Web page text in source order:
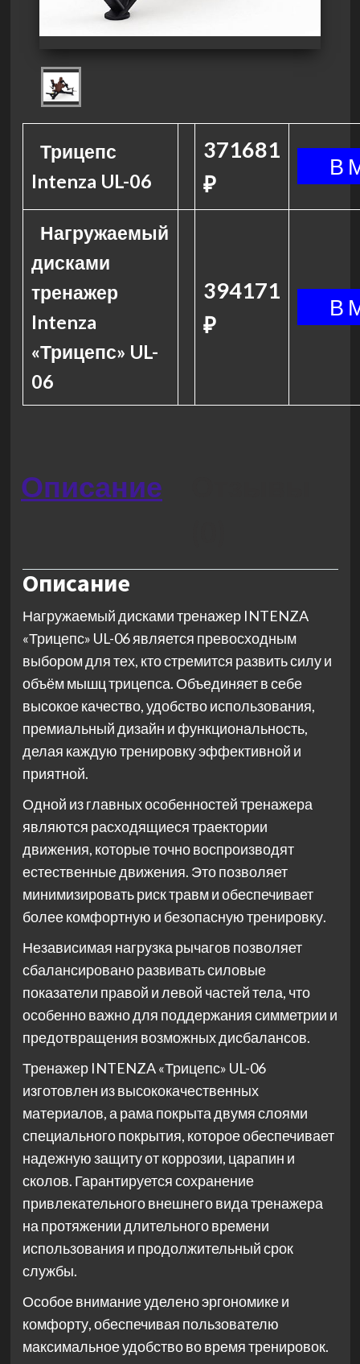
Трицепс
Intenza UL-06
371681
₽
Нагружаемый
дисками
тренажер
Intenza
«Трицепс» UL-
06
394171
₽
Описание
Описание
Нагружаемый дисками тренажер INTENZA
«Трицепс» UL-06 является превосходным
выбором для тех, кто стремится развить силу и
объём мышц трицепса. Объединяет в себе
высокое качество, удобство использования,
премиальный дизайн и функциональность,
делая каждую тренировку эффективной и
приятной.
Одной из главных особенностей тренажера
являются расходящиеся траектории
движения, которые точно воспроизводят
естественные движения. Это позволяет
минимизировать риск травм и обеспечивает
более комфортную и безопасную тренировку.
Независимая нагрузка рычагов позволяет
сбалансировано развивать силовые
показатели правой и левой частей тела, что
особенно важно для поддержания симметрии и
предотвращения возможных дисбалансов.
Тренажер INTENZA «Трицепс» UL-06
изготовлен из высококачественных
материалов, а рама покрыта двумя слоями
специального покрытия, которое обеспечивает
надежную защиту от коррозии, царапин и
сколов. Гарантируется сохранение
привлекательного внешнего вида тренажера
на протяжении длительного времени
использования и продолжительный срок
службы.
Особое внимание уделено эргономике и
комфорту, обеспечивая пользователю
максимальное удобство во время тренировок.